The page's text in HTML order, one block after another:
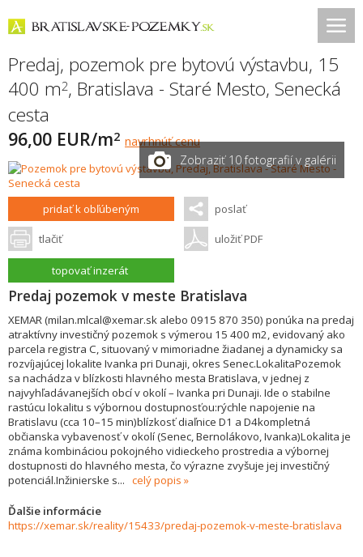
Predaj, pozemok pre bytovú výstavbu, 15
400 m2, Bratislava - Staré Mesto, Senecká
cesta
96,00 EUR/m2 navrhnúť cenu
Zobraziť 10 fotografií v galérii
pridať k obľúbeným poslať
tlačiť uložiť PDF
topovať inzerát
Predaj pozemok v meste Bratislava
XEMAR (milan.mlcal@xemar.sk alebo 0915 870 350) ponúka na predaj
atraktívny investičný pozemok s výmerou 15 400 m2, evidovaný ako
parcela registra C, situovaný v mimoriadne žiadanej a dynamicky sa
rozvíjajúcej lokalite Ivanka pri Dunaji, okres Senec.LokalitaPozemok
sa nachádza v blízkosti hlavného mesta Bratislava, v jednej z
najvyhľadávanejších obcí v okolí – Ivanka pri Dunaji. Ide o stabilne
rastúcu lokalitu s výbornou dostupnosťou:rýchle napojenie na
Bratislavu (cca 10–15 min)blízkosť diaľnice D1 a D4kompletná
občianska vybavenosť v okolí (Senec, Bernolákovo, Ivanka)Lokalita je
známa kombináciou pokojného vidieckeho prostredia a výbornej
dostupnosti do hlavného mesta, čo výrazne zvyšuje jej investičný
potenciál.Inžinierske s... celý popis
Ďalšie informácie
https://xemar.sk/reality/15433/predaj-pozemok-v-meste-bratislava